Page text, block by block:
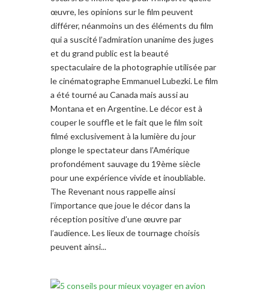
œuvre, les opinions sur le film peuvent
différer, néanmoins un des éléments du film
qui a suscité l’admiration unanime des juges
et du grand public est la beauté
spectaculaire de la photographie utilisée par
le cinématographe Emmanuel Lubezki. Le film
a été tourné au Canada mais aussi au
Montana et en Argentine. Le décor est à
couper le souffle et le fait que le film soit
filmé exclusivement à la lumière du jour
plonge le spectateur dans l’Amérique
profondément sauvage du 19ème siècle
pour une expérience vivide et inoubliable.
The Revenant nous rappelle ainsi
l’importance que joue le décor dans la
réception positive d’une œuvre par
l’audience. Les lieux de tournage choisis
peuvent ainsi...